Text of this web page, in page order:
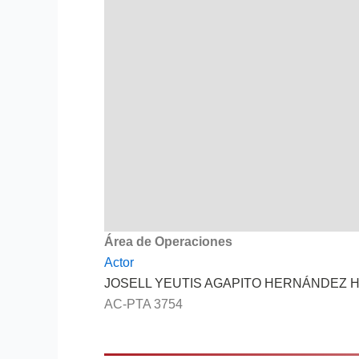
Área de Operaciones
Actor
JOSELL YEUTIS AGAPITO HERNÁNDEZ
AC-PTA 3754